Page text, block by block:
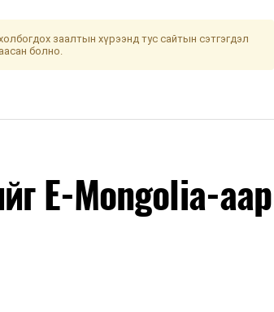
заалтын хүрээнд тус сайтын сэтгэгдэл
болно.
E-Mongolia-аар